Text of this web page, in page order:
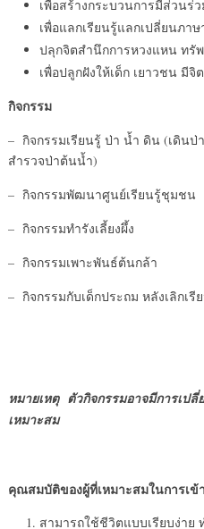
เพื่อสร้างกระบวนการมีส่วนร่
เพื่อแลกเรียนรู้แลกเปลี่ยนภา
ปลุกจิตสำนึกการหวงแหน ทรั
เพื่อปลูกฝังให้เด็ก เยาวชน มีจิ
กิจกรรม
– กิจกรรมเรียนรู้ ป่า น้ำ ดิน (เดินป่
สำรวจป่าต้นน้ำ)
– กิจกรรมพัฒนาศูนย์เรียนรู้ชุมชน
– กิจกรรมทำรังเลี้ยงผึ้ง
– กิจกรรมเพาะพันธ์ต้นกล้า
– กิจกรรมกับเด็กประถม หลังเลิกเรี
หมายเหตุ ตัวกิจกรรมอาจมีการเป
เหมาะสม
คุณสมบัติของผู้ที่เหมาะสมในการเข้
สามารถใช้ชีวิตแบบเรียบง่าย